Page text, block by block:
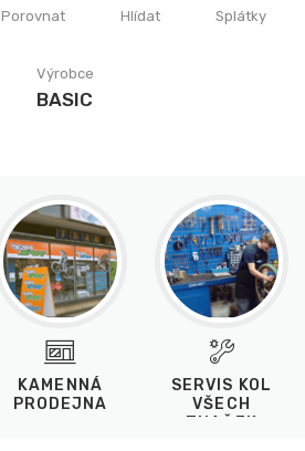
Výrobce
BASIC
Porovnat Hlídat Splátky
KAMENNÁ
PRODEJNA
SERVIS KOL
VŠECH
ZNAČEK